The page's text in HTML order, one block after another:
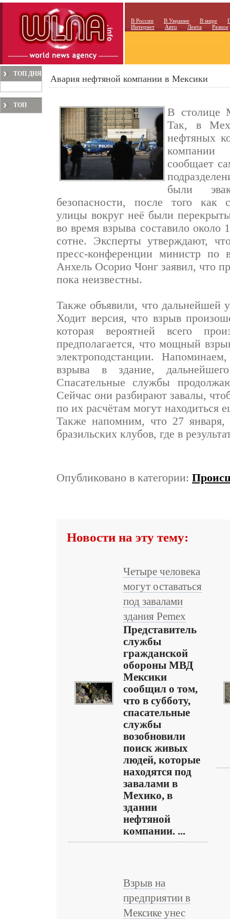
В России В Украине В мире
Интернет
Авто Лента Разное
ТОП ДНЯ
ТОП
Авария нефтяной компании в Мексики
В столице
Так, в
нефтяных
компании
сообщает
были
безопасности, после того как
улицы вокруг неё были
во время взрыва составило около
сотне. Эксперты утверждают,
пресс-конференции министр
Анхель Осорио Чонг заявил, что
пока неизвестны.
Также объявили, что дальнейшей
Ходит версия, что взрыв
которая вероятней всего
предполагается, что мощный
электроподстанции.
взрыва в здание,
Спасательные службы
Сейчас они разбирают завалы,
по их расчётам могут находиться
Также напомним, что 27
бразильских клубов, где в
Опубликовано в категории:
Новости на эту тему:
Четыре человека
могут оставаться
под завалами
здания Pemex
Представитель
службы
гражданской
обороны МВД
Мексики
сообщил о том,
что в субботу,
спасательные
службы
возобновили
поиск живых
людей, которые
находятся под
завалами в
Мехико, в
здании
нефтяной
компании. ...
Взрыв на
предприятии в
Мексике унес